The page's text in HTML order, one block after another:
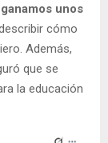
unos
cómo
Además,
que se
la educación